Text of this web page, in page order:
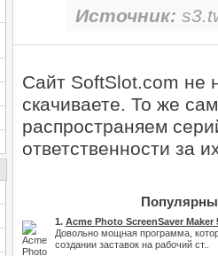
Источник:
Сайт SoftSlot.com не
скачиваете. То же
распространяем
ответственности за
1. Acme Photo ScreenSaver Maker
Довольно мощная программа,
создании заставок на рабочий ст..